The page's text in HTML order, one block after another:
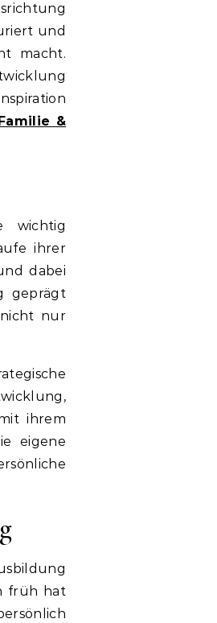
und
macht.
&
wichtig
ihrer
dabei
geprägt
nicht nur
ihrem
eigene
früh hat